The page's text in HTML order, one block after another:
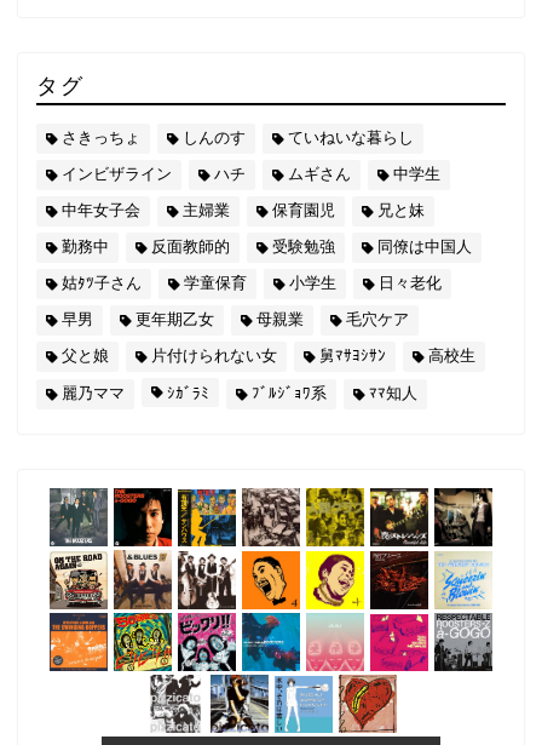
タグ
さきっちょ しんのす
ていねいな暮らし
インビザライン
ハチ ムギさん
中学生
中年女子会
主婦業 保育園児
兄と妹
勤務中
反面教師的 受験勉強
同僚は中国人
姑ﾀﾂ子さん
学童保育 小学生
日々老化
早男
更年期乙女 母親業
毛穴ケア
父と娘
片付けられない女 舅ﾏｻﾖｼｻﾝ 高校生
麗乃ママ ｼｶﾞﾗﾐ ﾌﾞﾙｼﾞｮﾜ系 ﾏﾏ知人